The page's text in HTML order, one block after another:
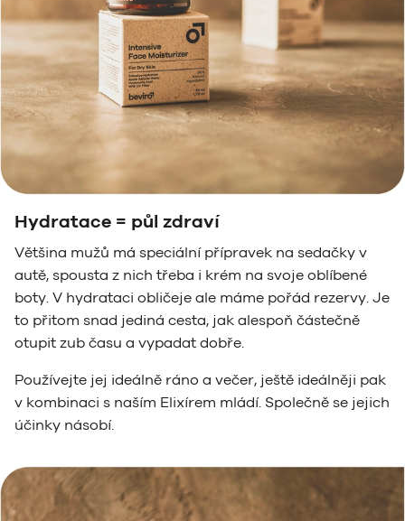
Hydratace = půl zdraví
Většina mužů má speciální přípravek na sedačky v
autě, spousta z nich třeba i krém na svoje oblíbené
boty. V hydrataci obličeje ale máme pořád rezervy. Je
to přitom snad jediná cesta, jak alespoň částečně
otupit zub času a vypadat dobře.
Používejte jej ideálně ráno a večer, ještě ideálněji pak
v kombinaci s naším Elixírem mládí. Společně se jejich
účinky násobí.